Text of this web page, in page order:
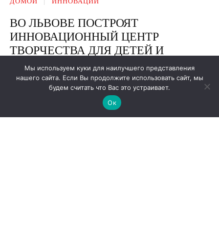
Мы используем куки для наилучшего представления
нашего сайта. Если Вы продолжите использовать сайт, мы
будем считать что Вас это устраивает.
Ок